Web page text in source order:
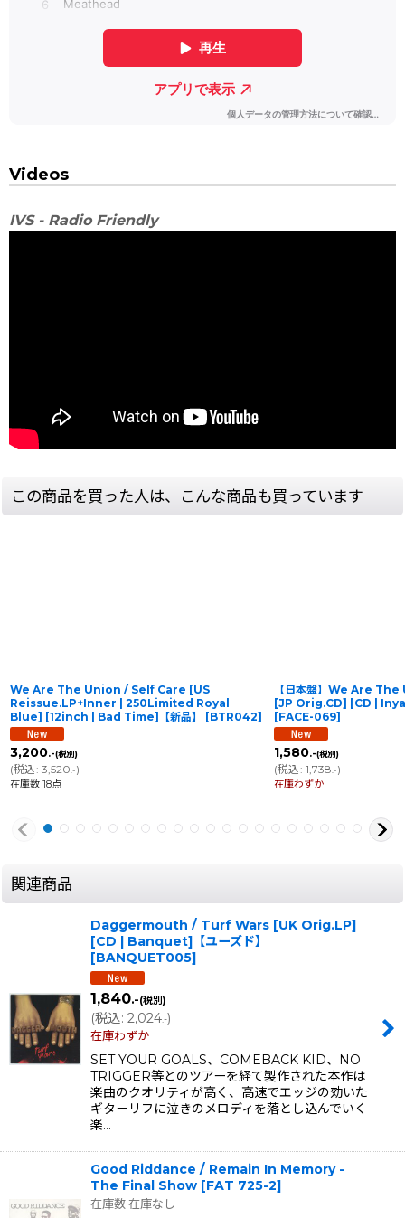
Videos
IVS - Radio Friendly
この商品を買った人は、こんな商品も買っています
We Are The Union / Self Care [US
Reissue.LP+Inner | 250Limited Royal
Blue] [12inch | Bad Time]【新品】
[BTR042]
3,200.-(税別)
(税込: 3,520 .-)
在庫数 18点
【日本盤】We Are
[JP Orig.CD] [CD | Inya
[FACE-069]
1,580.-(税別)
(税込: 1,738 .-)
在庫わずか
関連商品
Daggermouth / Turf Wars [UK Orig.LP]
[CD | Banquet]【ユーズド】
[BANQUET005]
1,840.-(税別)
(税込: 2,024.-)
在庫わずか
SET YOUR GOALS、COMEBACK KID、NO
TRIGGER等とのツアーを経て製作された本作は
楽曲のクオリティが高く、高速でエッジの効いた
ギターリフに泣きのメロディを落とし込んでいく
楽…
Good Riddance / Remain In Memory -
The Final Show [FAT 725-2]
在庫数 在庫なし